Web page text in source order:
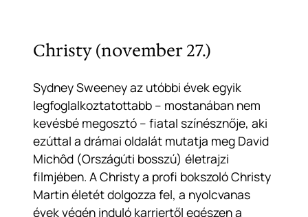
Christy (november 27.)
Sydney Sweeney az utóbbi évek egyik
legfoglalkoztatottabb – mostanában nem
kevésbé megosztó – fiatal színésznője, aki
ezúttal a drámai oldalát mutatja meg David
Michôd (Országúti bosszú) életrajzi
filmjében. AChristya profi bokszoló Christy
Martin életét dolgozza fel, a nyolcvanas
évek végén induló karriertől egészen a